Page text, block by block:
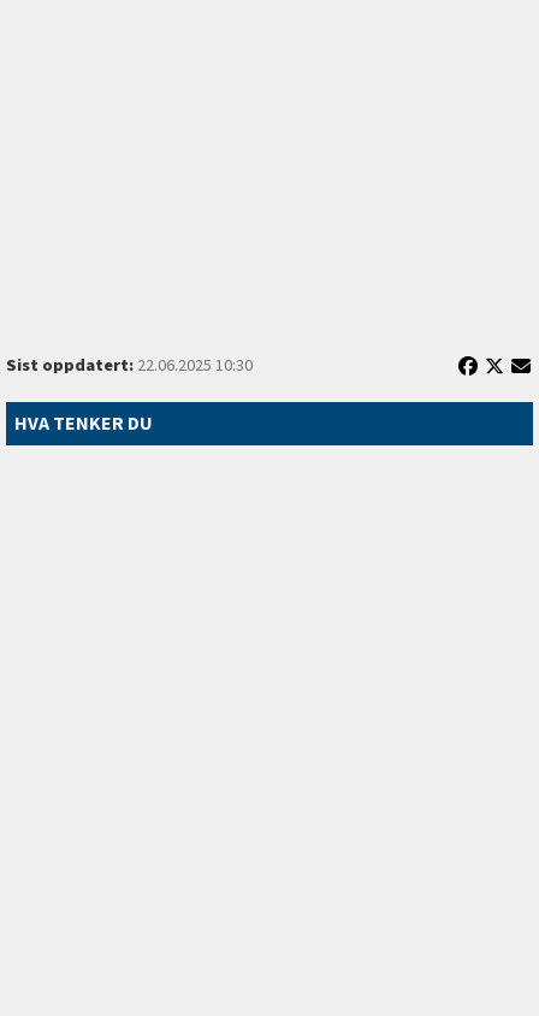
Sist oppdatert:22.06.2025 10:30
HVA TENKER DU